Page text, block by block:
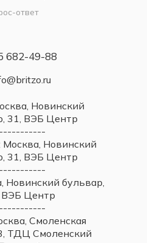
ответ
682-49-88
Новинский
31, ВЭБ Центр
Москва, Новинский
31, ВЭБ Центр
Новинский бульвар,
ВЭБ Центр
Смоленская
ТДЦ Смоленский